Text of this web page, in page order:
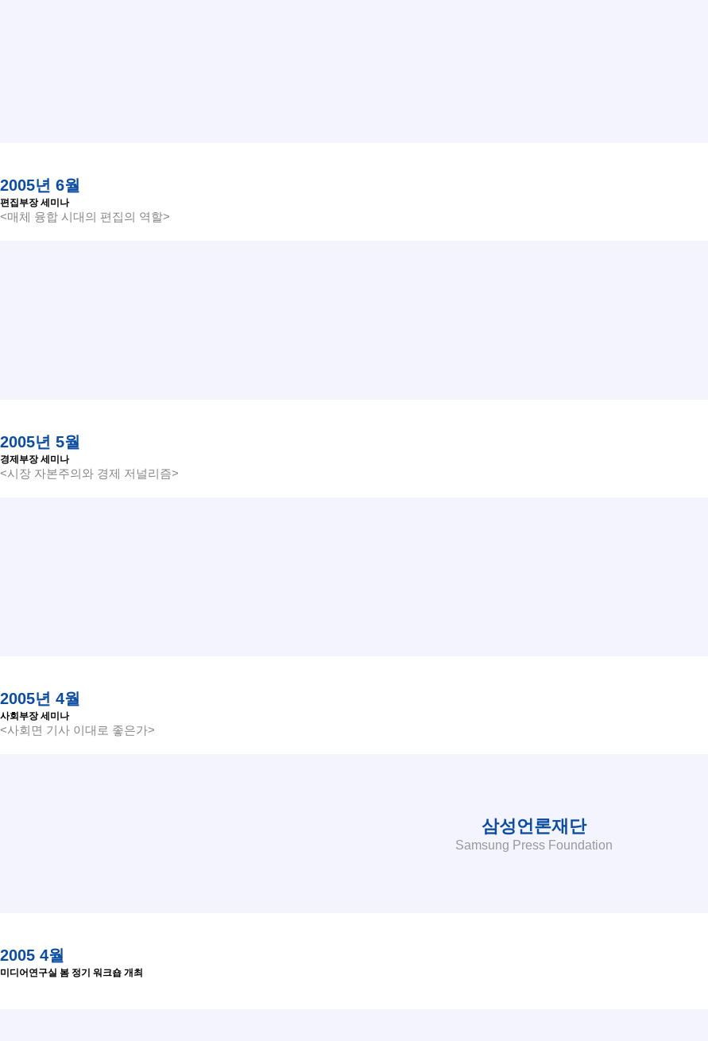
2005년 6월
편집부장 세미나
<매체 융합 시대의 편집의 역할>
2005년 5월
경제부장 세미나
<시장 자본주의와 경제 저널리즘>
2005년 4월
사회부장 세미나
<사회면 기사 이대로 좋은가>
삼성언론재단
Samsung Press Foundation
2005 4월
미디어연구실 봄 정기 워크숍 개최